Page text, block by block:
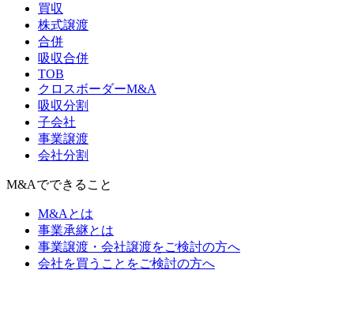
買収
株式譲渡
合併
吸収合併
TOB
クロスボーダーM&A
吸収分割
子会社
事業譲渡
会社分割
M&Aでできること
M&Aとは
事業承継とは
事業譲渡・会社譲渡をご検討の方へ
会社を買うことをご検討の方へ